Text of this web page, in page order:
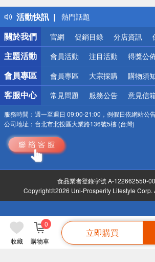
收藏 購物車
0
立即購買
活動快訊
得獎公告
熱門話題
銀行優惠
偏遠地區配送
詐騙網頁！請小心！
關於我們
官網 促銷目錄 分店資訊
主題活動 會員活動 注目活動 得獎公
會員專區 會員專區 大宗採購 購物須
客服中心 常見問題 服務公告 意見信
服務時間： 週一至週日 09:00-21:00，例假日依網站公
公司地址： 台北市北投區大業路136號5樓 (台灣)
食品業者登錄字號 A-122662550-
Copyright©2026 Uni-Prosperity Lifestyle Corp.